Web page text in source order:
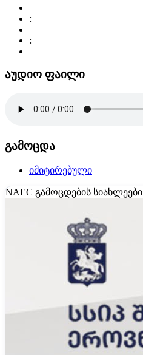
:
:
აუდიო ფაილი
გამოცდა
იმიტირებული
NAEC გამოცდების სიახლეები